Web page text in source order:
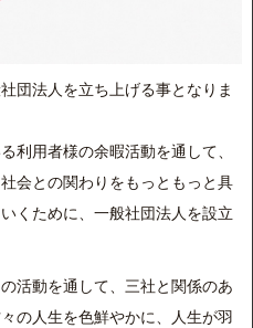
団法人を立ち上げる事となりま
利用者様の余暇活動を通して、
会との関わりをもっともっと具
くために、一般社団法人を設立
活動を通して、三社と関係のあ
の人生を色鮮やかに、人生が羽